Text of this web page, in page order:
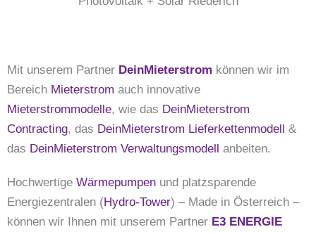
Mit unserem Partner DeinMieterstrom können wir im
Bereich Mieterstrom auch innovative
Mieterstrommodelle, wie das DeinMieterstrom
Contracting, das DeinMieterstrom Lieferkettenmodell &
das DeinMieterstrom Verwaltungsmodell anbeiten.
Hochwertige Wärmepumpen und platzsparende
Energiezentralen (Hydro-Tower) – Made in Österreich –
können wir Ihnen mit unserem Partner E3 ENERGIE